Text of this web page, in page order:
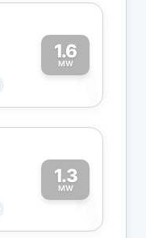
1.6
MW1
1.3
MW1